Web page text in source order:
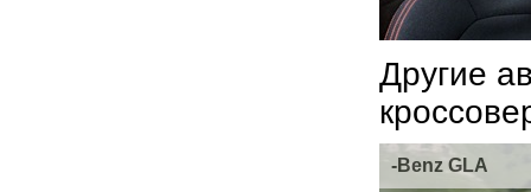
Другие
-Benz GLA